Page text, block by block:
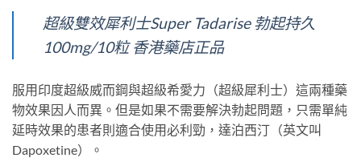
超級雙效犀利士Super Tadarise 勃起持久
100mg/10粒 香港藥店正品
服用印度超級威而鋼與超級希愛力（超級犀利士）這兩種藥
物效果因人而異。但是如果不需要解決勃起問題，只需單純
延時效果的患者則適合使用必利勁，達泊西汀（英文叫
Dapoxetine）。